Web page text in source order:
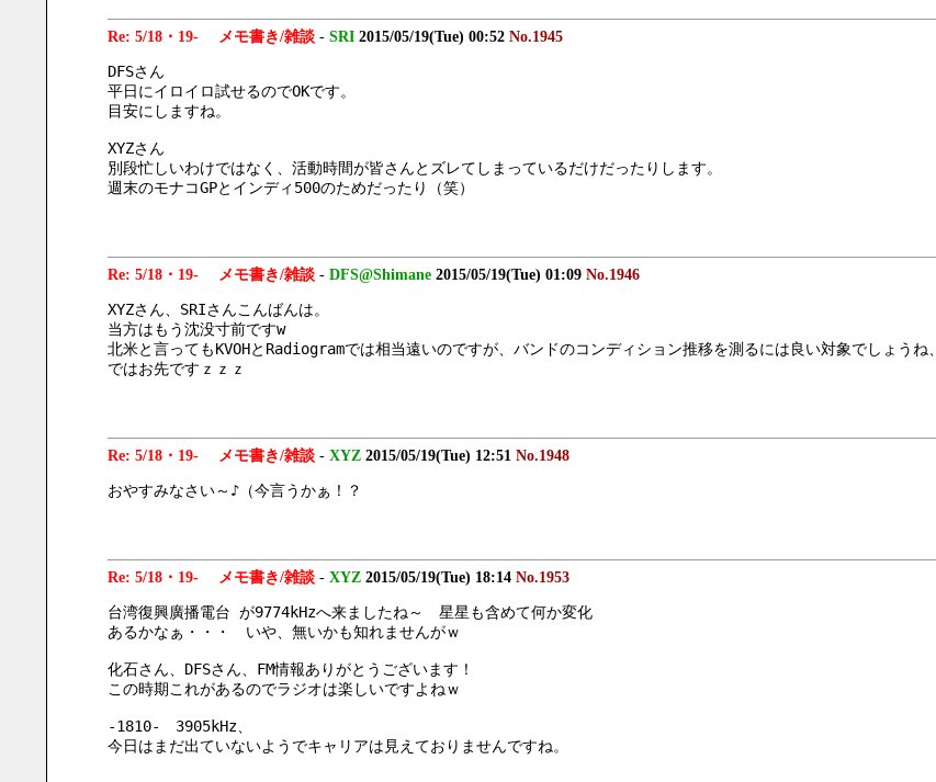
Re: 5/18・19- メモ書き/雑談- SRI 2015/05/19(Tue) 00:52 No.1945
DFSさん
平日にイロイロ試せるのでOKです。
目安にしますね。
XYZさん
別段忙しいわけではなく、活動時間が皆さんとズレてしまっているだけだったりします。
週末のモナコGPとインディ500のためだったり（笑）
Re: 5/18・19- メモ書き/雑談- DFS@Shimane 2015/05/19(Tue) 01:09 No.1946
XYZさん、SRIさんこんばんは。
当方はもう沈没寸前ですw
北米と言ってもKVOHとRadiogramでは相当遠いのですが、バンドのコンディション推移を測るには良い対象でしょうね、
ではお先ですｚｚｚ
Re: 5/18・19- メモ書き/雑談- XYZ 2015/05/19(Tue) 12:51 No.1948
おやすみなさい～♪（今言うかぁ！？
Re: 5/18・19- メモ書き/雑談- XYZ 2015/05/19(Tue) 18:14 No.1953
台湾復興廣播電台 が9774kHzへ来ましたね～　星星も含めて何か変化
あるかなぁ・・・　いや、無いかも知れませんがｗ
化石さん、DFSさん、FM情報ありがとうございます！
この時期これがあるのでラジオは楽しいですよねｗ
-1810-　3905kHz、
今日はまだ出ていないようでキャリアは見えておりませんですね。